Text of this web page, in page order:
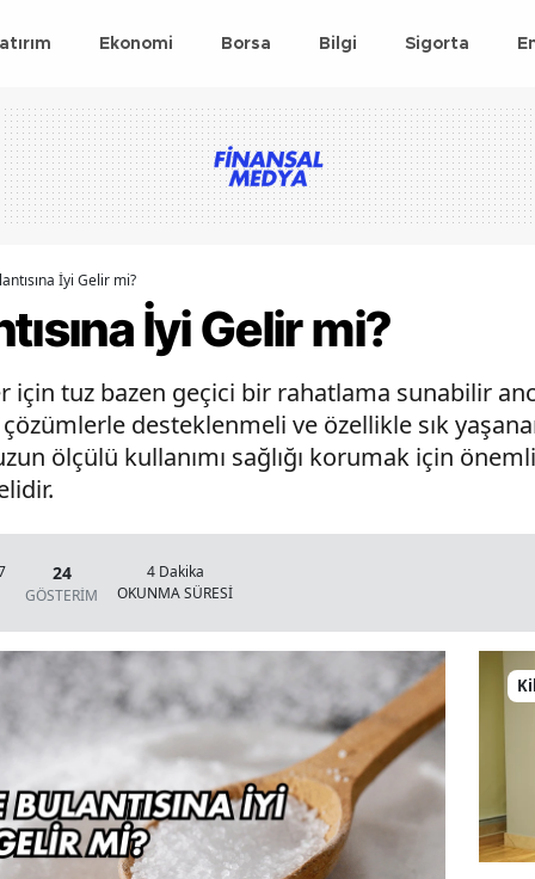
Ekonomi Borsa Bilgi Sigorta
İyi Gelir mi?
İyi Gelir mi?
için tuz bazen geçici bir rahatlama sunabilir
desteklenmeli ve özellikle sık
ölçülü kullanımı sağlığı korumak için
24
GÖSTERİM
4 Dakika
OKUNMA SÜRESİ